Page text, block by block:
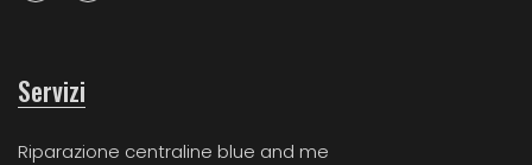
Servizi
Riparazione centraline blue and me